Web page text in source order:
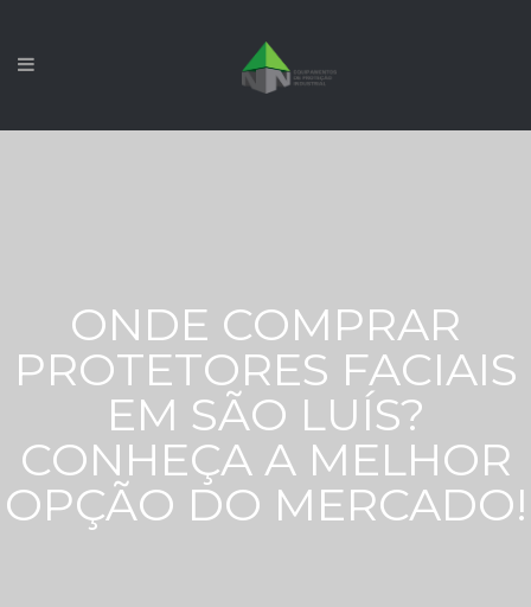
ONDE COMPRAR
PROTETORES FACIAIS
EM SÃO LUÍS?
CONHEÇA A MELHOR
OPÇÃO DO MERCADO!